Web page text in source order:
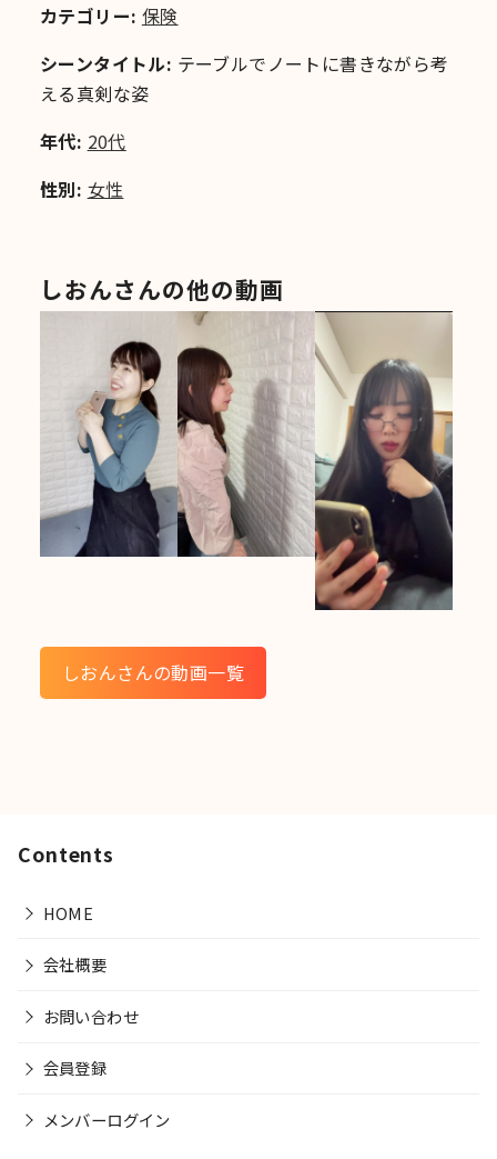
カテゴリー: 保険
シーンタイトル: テーブルでノートに書きながら考
える真剣な姿
年代: 20代
性別: 女性
しおんさんの他の動画
しおんさんの動画一覧
Contents
HOME
会社概要
お問い合わせ
会員登録
メンバーログイン